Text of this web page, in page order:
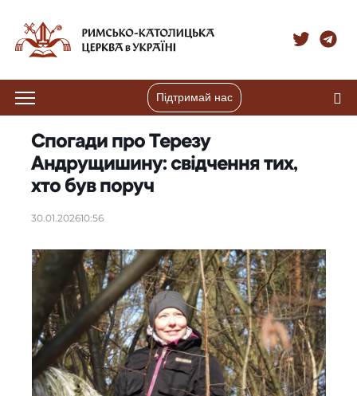
Підтримай нас
Спогади про Терезу
Андрущишину: свідчення тих,
хто був поруч
30.01.202610:56